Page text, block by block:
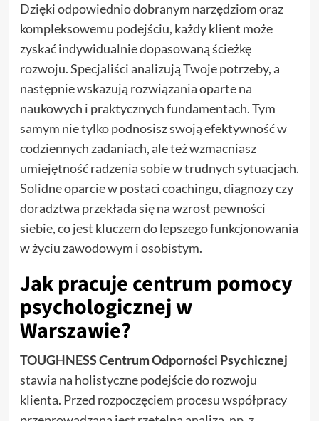
Dzięki odpowiednio dobranym narzędziom oraz
kompleksowemu podejściu, każdy klient może
zyskać indywidualnie dopasowaną ścieżkę
rozwoju. Specjaliści analizują Twoje potrzeby, a
następnie wskazują rozwiązania oparte na
naukowych i praktycznych fundamentach. Tym
samym nie tylko podnosisz swoją efektywność w
codziennych zadaniach, ale też wzmacniasz
umiejętność radzenia sobie w trudnych sytuacjach.
Solidne oparcie w postaci coachingu, diagnozy czy
doradztwa przekłada się na wzrost pewności
siebie, co jest kluczem do lepszego funkcjonowania
w życiu zawodowym i osobistym.
Jak pracuje centrum pomocy
psychologicznej w
Warszawie?
TOUGHNESS Centrum Odporności Psychicznej
stawia na holistyczne podejście do rozwoju
klienta. Przed rozpoczęciem procesu współpracy